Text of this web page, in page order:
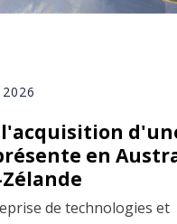
en
de technologies et